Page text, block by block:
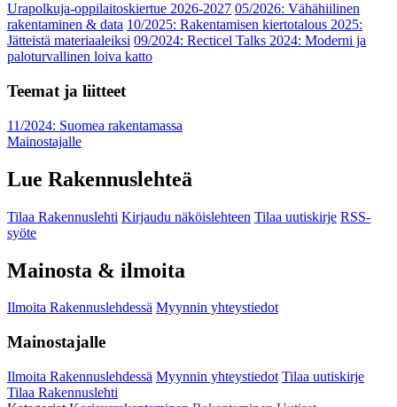
Urapolkuja-oppilaitoskiertue 2026-2027 05/2026: Vähähiilinen
rakentaminen & data 10/2025: Rakentamisen kiertotalous 2025:
Jätteistä materiaaleiksi 09/2024: Recticel Talks 2024: Moderni ja
paloturvallinen loiva katto
Teemat ja liitteet
11/2024: Suomea rakentamassa
Mainostajalle
Lue Rakennuslehteä
Tilaa Rakennuslehti Kirjaudu näköislehteen Tilaa uutiskirje RSS-
syöte
Mainosta & ilmoita
Ilmoita Rakennuslehdessä Myynnin yhteystiedot
Mainostajalle
Ilmoita Rakennuslehdessä Myynnin yhteystiedot Tilaa uutiskirje
Tilaa Rakennuslehti